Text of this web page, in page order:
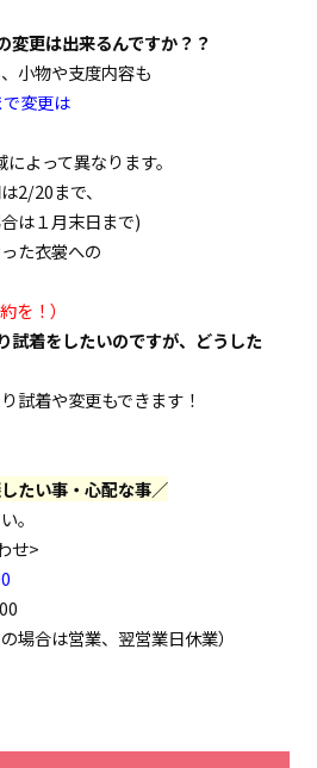
変更は出来るんですか？？
小物や支度内容も
変更は
よって異なります。
2/20まで、
は１月末日まで)
た衣裳への
を！）
試着をしたいのですが、どうした
試着や変更もできます！
たい事・心配な事／
。
せ>
場合は営業、翌営業日休業）